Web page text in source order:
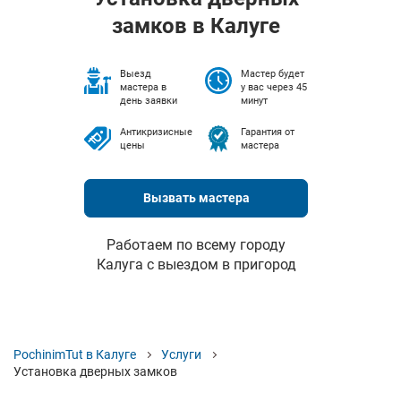
замков в Калуге
Выезд
мастера в
день заявки
Мастер будет
у вас через 45
минут
Антикризисные
цены
Гарантия от
мастера
Вызвать мастера
Работаем по всему городу
Калуга с выездом в пригород
PochinimTut в Калуге
Услуги
Установка дверных замков